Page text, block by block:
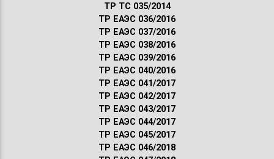
ТР ТС 035/2014
ТР ЕАЭС 036/2016
ТР ЕАЭС 037/2016
ТР ЕАЭС 038/2016
ТР ЕАЭС 039/2016
ТР ЕАЭС 040/2016
ТР ЕАЭС 041/2017
ТР ЕАЭС 042/2017
ТР ЕАЭС 043/2017
ТР ЕАЭС 044/2017
ТР ЕАЭС 045/2017
ТР ЕАЭС 046/2018